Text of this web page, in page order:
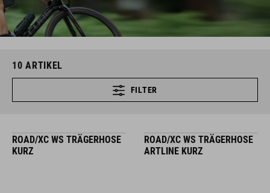
10 ARTIKEL
FILTER
ROAD/XC WS TRÄGERHOSE
KURZ
ROAD/XC WS TRÄGERHOSE
ARTLINE KURZ